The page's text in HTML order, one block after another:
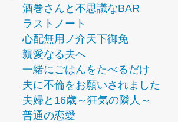
酒巻さんと不思議なBAR
ラストノート
心配無用ノ介天下御免
親愛なる夫へ
一緒にごはんをたべるだけ
夫に不倫をお願いされました
夫婦と16歳～狂気の隣人～
普通の恋愛